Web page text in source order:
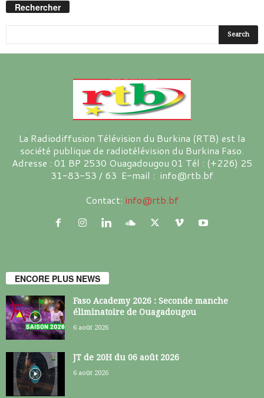
Rechercher
La Radiodiffusion Télévision du Burkina (RTB) est la
société publique de radiotélévision du Burkina Faso.
Adresse : 01 BP 2530 Ouagadougou 01 Tél : (+226) 25
31-83-53 / 63 E-mail : info@rtb.bf
Contact: info@rtb.bf
ENCORE PLUS NEWS
Faso Academy 2026 : Seconde manche
éliminatoire de Ouagadougou
6 août 2026
JT de 20H du 06 août 2026
6 août 2026